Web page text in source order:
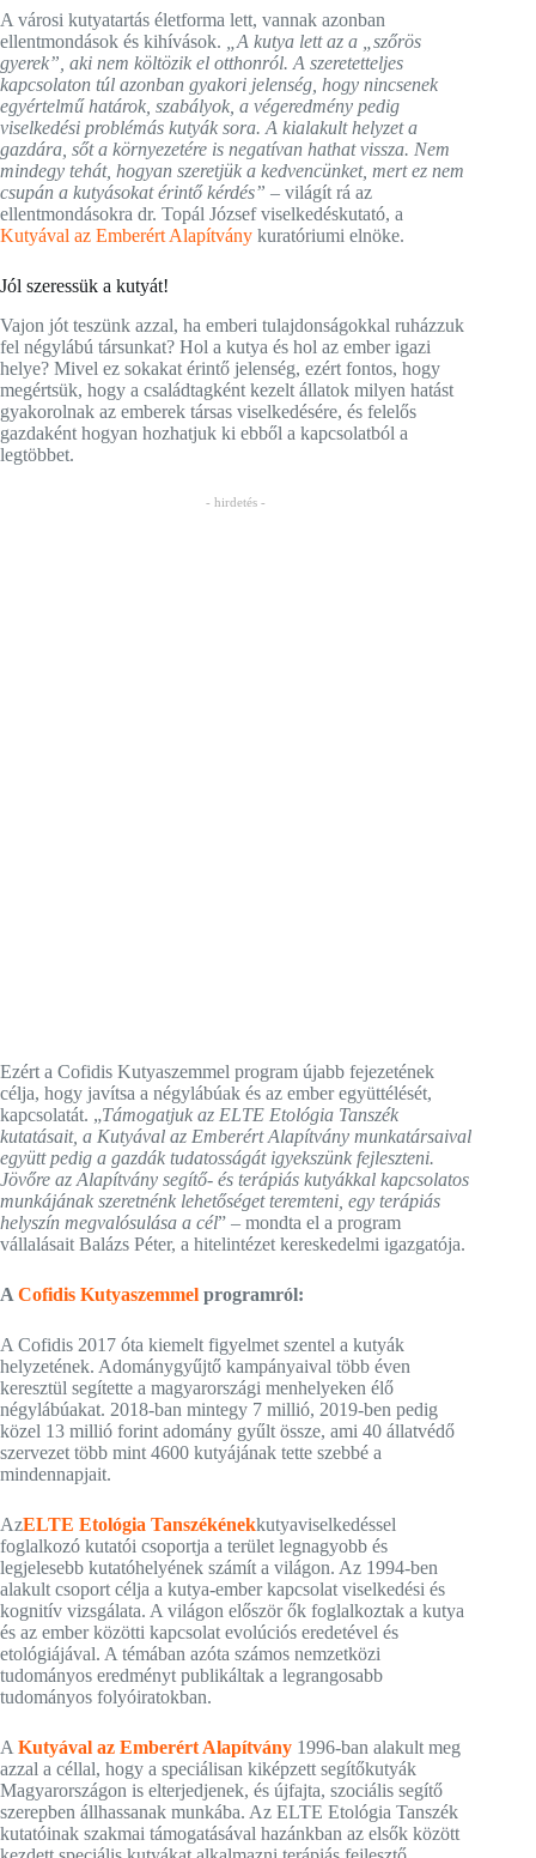
A városi kutyatartás életforma lett, vannak azonban
ellentmondások és kihívások.
„A kutya lett az a „szőrös
gyerek”, aki nem költözik el otthonról. A szeretetteljes
kapcsolaton túl azonban gyakori jelenség, hogy nincsenek
egyértelmű határok, szabályok, a végeredmény pedig
viselkedési problémás kutyák sora. A kialakult helyzet a
gazdára, sőt a környezetére is negatívan hathat vissza. Nem
mindegy tehát, hogyan szeretjük a kedvencünket, mert ez nem
csupán a kutyásokat érintő kérdés” – világít rá az
ellentmondásokra dr. Topál József viselkedéskutató, a
Kutyával az Emberért Alapítvány kuratóriumi elnöke.
Jól szeressük a kutyát!
Vajon jót teszünk azzal, ha emberi tulajdonságokkal ruházzuk
fel négylábú társunkat? Hol a kutya és hol az ember igazi
helye? Mivel ez sokakat érintő jelenség, ezért fontos, hogy
megértsük, hogy a családtagként kezelt állatok milyen hatást
gyakorolnak az emberek társas viselkedésére, és felelős
gazdaként hogyan hozhatjuk ki ebből a kapcsolatból a
legtöbbet.
- hirdetés -
Ezért a Cofidis Kutyaszemmel program újabb fejezetének
célja, hogy javítsa a négylábúak és az ember együttélését,
kapcsolatát. „Támogatjuk az ELTE Etológia Tanszék
kutatásait, a Kutyával az Emberért Alapítvány munkatársaival
együtt pedig a gazdák tudatosságát igyekszünk fejleszteni.
Jövőre az Alapítvány segítő- és terápiás kutyákkal kapcsolatos
munkájának szeretnénk lehetőséget teremteni, egy terápiás
helyszín megvalósulása a cél” – mondta el a program
vállalásait Balázs Péter, a hitelintézet kereskedelmi igazgatója.
A Cofidis Kutyaszemmel programról:
A Cofidis 2017 óta kiemelt figyelmet szentel a kutyák
helyzetének. Adománygyűjtő kampányaival több éven
keresztül segítette a magyarországi menhelyeken élő
négylábúakat. 2018-ban mintegy 7 millió, 2019-ben pedig
közel 13 millió forint adomány gyűlt össze, ami 40 állatvédő
szervezet több mint 4600 kutyájának tette szebbé a
mindennapjait.
AzELTE Etológia Tanszékénekkutyaviselkedéssel
foglalkozó kutatói csoportja a terület legnagyobb és
legjelesebb kutatóhelyének számít a világon. Az 1994-ben
alakult csoport célja a kutya-ember kapcsolat viselkedési és
kognitív vizsgálata. A világon először ők foglalkoztak a kutya
és az ember közötti kapcsolat evolúciós eredetével és
etológiájával. A témában azóta számos nemzetközi
tudományos eredményt publikáltak a legrangosabb
tudományos folyóiratokban.
A Kutyával az Emberért Alapítvány 1996-ban alakult meg
azzal a céllal, hogy a speciálisan kiképzett segítőkutyák
Magyarországon is elterjedjenek, és újfajta, szociális segítő
szerepben állhassanak munkába. Az ELTE Etológia Tanszék
kutatóinak szakmai támogatásával hazánkban az elsők között